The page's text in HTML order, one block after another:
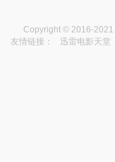
Copyright © 2016-2021
友情链接：
迅雷电影天堂